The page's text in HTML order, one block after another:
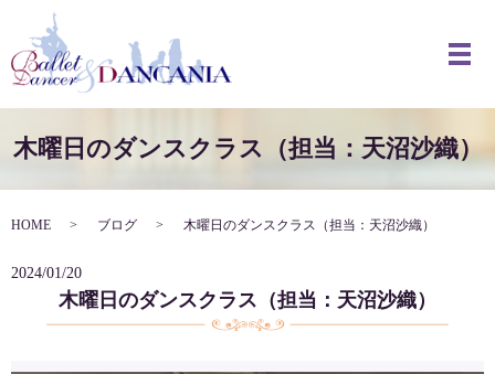
メ
木曜日のダンスクラス（担当：天沼沙織）
HOME ブログ 木曜日のダンスクラス（担当：天沼沙織）
2024/01/20
木曜日のダンスクラス（担当：天沼沙織）